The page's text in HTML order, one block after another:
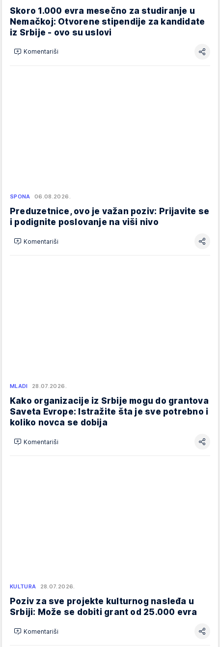
Skoro 1.000 evra mesečno za studiranje u
Nemačkoj: Otvorene stipendije za kandidate
iz Srbije - ovo su uslovi
Komentariši
SPONA 06.08.2026.
Preduzetnice, ovo je važan poziv: Prijavite se
i podignite poslovanje na viši nivo
Komentariši
MLADI 28.07.2026.
Kako organizacije iz Srbije mogu do grantova
Saveta Evrope: Istražite šta je sve potrebno i
koliko novca se dobija
Komentariši
KULTURA 28.07.2026.
Poziv za sve projekte kulturnog nasleđa u
Srbiji: Može se dobiti grant od 25.000 evra
Komentariši